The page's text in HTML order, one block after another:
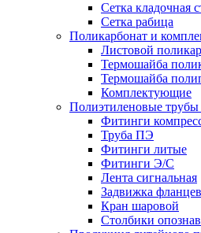
Сетка кладочная
Сетка рабица
Поликарбонат и
Листовой
Термошайба
Термошайба
Комплектующие
Полиэтиленовые
Фитинги
Труба ПЭ
Фитинги литые
Фитинги Э/С
Лента сигнальная
Задвижка
Кран шаровой
Столбики